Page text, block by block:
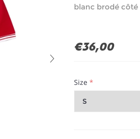
blanc brodé
€36,00
Size *